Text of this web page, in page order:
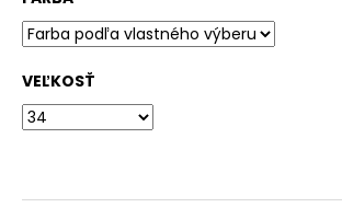
VEĽKOSŤ
VAJÍČKA
(VIAC
95
€